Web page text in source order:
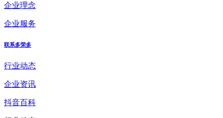
企业理念
企业服务
联系多荣多
行业动态
企业资讯
抖音百科